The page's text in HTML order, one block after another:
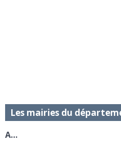
Les mairies du
A…